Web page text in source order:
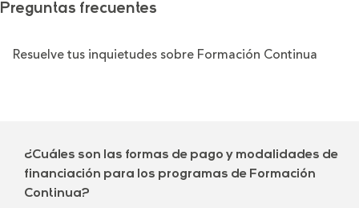
Preguntas frecuentes
Resuelve tus inquietudes sobre Formación Continua
¿Cuáles son las formas de pago y modalidades de
financiación para los programas de Formación
Continua?